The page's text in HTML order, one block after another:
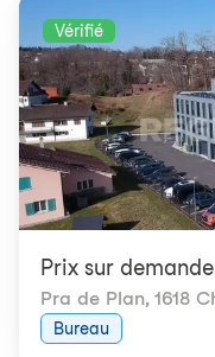
Vérifié
Prix ​​sur demande
Pra de Plan, 1618
Bureau